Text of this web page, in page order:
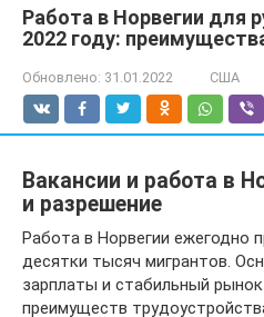
Работа в Норвегии для
2022 году:
Обновлено: 31.01.2022 США
Вакансии и работа в
и разрешение
Работа в Норвегии ежегодно
десятки тысяч мигрантов.
зарплаты и стабильный
преимуществ